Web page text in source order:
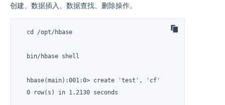
创建、数据插入、数据查找、删除操作。
  cd /opt/hbase
  bin/hbase shell
  hbase(main):001:0> create 'test', 'cf'
  0 row(s) in 1.2130 seconds